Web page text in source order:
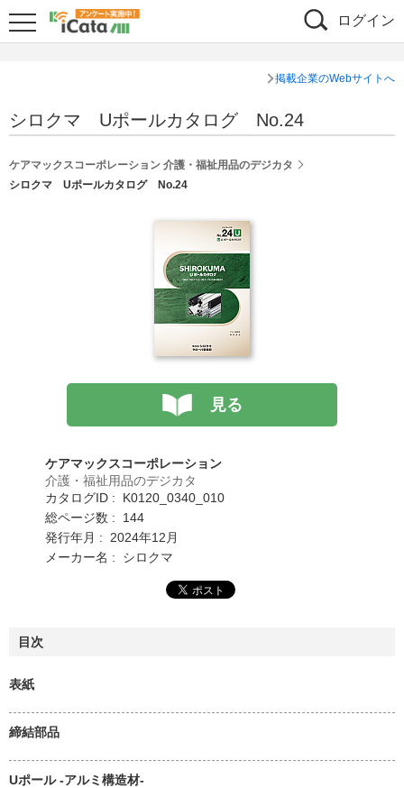
ログイン
掲載企業のWebサイトへ
シロクマ Uポールカタログ No.24
ケアマックスコーポレーション 介護・福祉用品のデジカタ
シロクマ Uポールカタログ No.24
見る
ケアマックスコーポレーション
介護・福祉用品のデジカタ
カタログID : K0120_0340_010
総ページ数 : 144
発行年月 : 2024年12月
メーカー名 : シロクマ
目次
表紙
締結部品
Uポール -アルミ構造材-